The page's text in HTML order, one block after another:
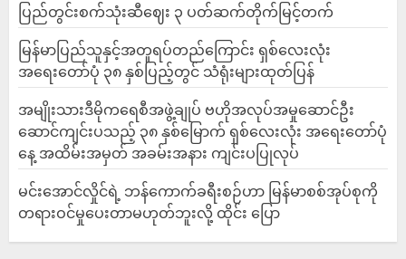
ပြည်တွင်းစက်သုံးဆီဈေး ၃ ပတ်ဆက်တိုက်မြင့်တက်
မြန်မာပြည်သူနှင့်အတူရပ်တည်ကြောင်း ရှစ်လေးလုံး
အရေးတော်ပုံ ၃၈ နှစ်ပြည့်တွင် သံရုံးများထုတ်ပြန်
အမျိုးသားဒီမိုကရေစီအဖွဲ့ချုပ် ဗဟိုအလုပ်အမှုဆောင်ဦး
ဆောင်ကျင်းပသည့် ၃၈ နှစ်မြောက် ရှစ်လေးလုံး အရေးတော်ပုံ
နေ့ အထိမ်းအမှတ် အခမ်းအနား ကျင်းပပြုလုပ်
မင်းအောင်လှိုင်ရဲ့ ဘန်ကောက်ခရီးစဉ်ဟာ မြန်မာစစ်အုပ်စုကို
တရားဝင်မှုပေးတာမဟုတ်ဘူးလို့ ထိုင်း ပြော